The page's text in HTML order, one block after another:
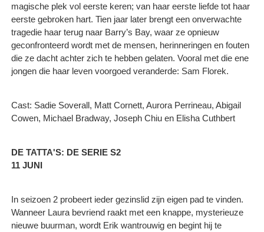
magische plek vol eerste keren; van haar eerste liefde tot haar
eerste gebroken hart. Tien jaar later brengt een onverwachte
tragedie haar terug naar Barry’s Bay, waar ze opnieuw
geconfronteerd wordt met de mensen, herinneringen en fouten
die ze dacht achter zich te hebben gelaten. Vooral met die ene
jongen die haar leven voorgoed veranderde: Sam Florek.
Cast: Sadie Soverall, Matt Cornett, Aurora Perrineau, Abigail
Cowen, Michael Bradway, Joseph Chiu en Elisha Cuthbert
DE TATTA'S: DE SERIE S2
11 JUNI
In seizoen 2 probeert ieder gezinslid zijn eigen pad te vinden.
Wanneer Laura bevriend raakt met een knappe, mysterieuze
nieuwe buurman, wordt Erik wantrouwig en begint hij te